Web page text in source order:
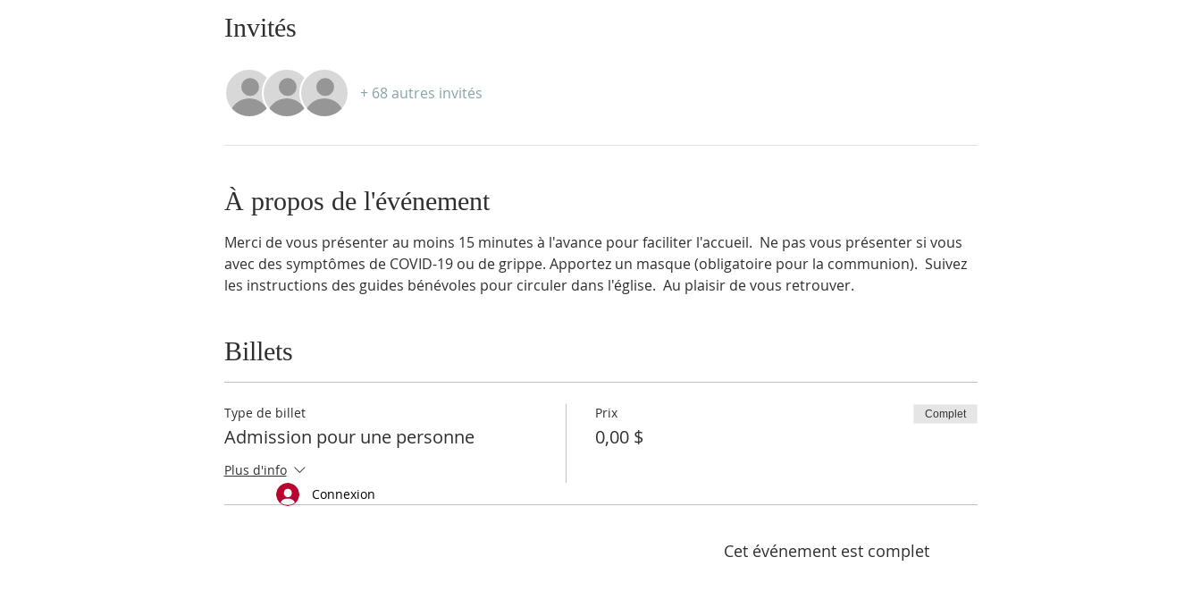
Connexion
Invités
+ 68 autres invités
À propos de l'événement
Merci de vous présenter au moins 15 minutes à l'avance pour faciliter l'accueil.  Ne pas vous présenter si vous
avec des symptômes de COVID-19 ou de grippe. Apportez un masque (obligatoire pour la communion).  Suivez
les instructions des guides bénévoles pour circuler dans l'église.  Au plaisir de vous retrouver.
Billets
Type de billet
Admission pour une personne
Plus d'info
Prix
0,00 $
Complet
Cet événement est complet